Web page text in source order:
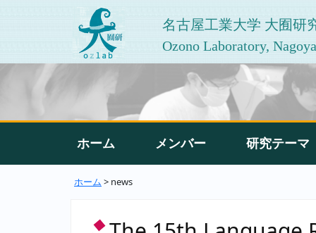
名古屋工業大学 大囿研
Ozono Laboratory,
ホーム メンバー 研究テーマ
ホーム > news